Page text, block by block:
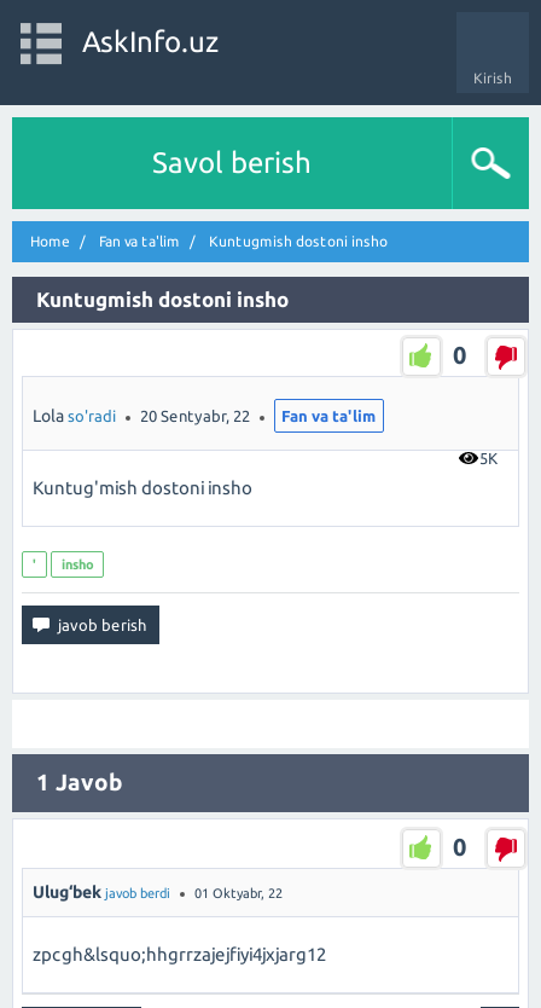
Kirish
AskInfo.uz
Savol berish
Home Fan va ta'lim Kuntugmish dostoni insho
Kuntugmish dostoni insho
0
5K
Lola so'radi 20 Sentyabr, 22 Fan va ta'lim
Kuntug'mish dostoni insho
' insho
1 Javob
0
Ulug‘bek javob berdi 01 Oktyabr, 22
zpcgh&lsquo;hhgrrzajejfiyi4jxjarg12